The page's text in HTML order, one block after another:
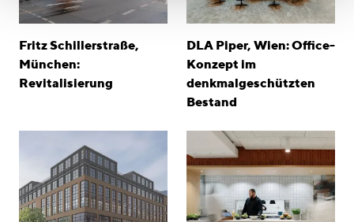
Fritz Schillerstraße,
München:
Revitalisierung
DLA Piper, Wien: Office-
Konzept im
denkmalgeschützten
Bestand